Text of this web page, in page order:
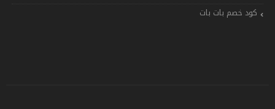
كود خصم بات بات